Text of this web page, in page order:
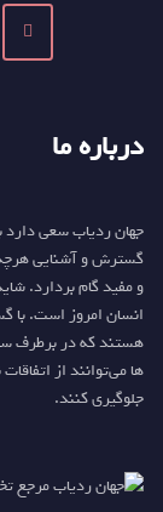
درباره ما
جهان ردیاب سعی دارد
گسترش و آشنایی هرچه
و مفید گام بردارد.
انسان امروز است. با
هستند که در برطرف
ها می‌توانند از
جلوگیری کنند.